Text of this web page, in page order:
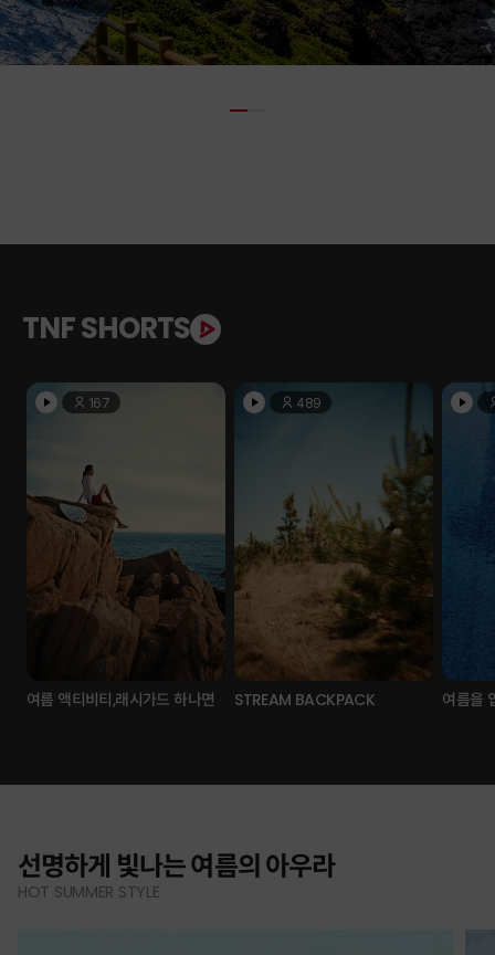
TNF SHORTS
167
여름 액티비티,래시가드 하나면
489
STREAM BACKPACK 여름을
선명하게 빛나는 여름의 아우라
HOT SUMMER STYLE